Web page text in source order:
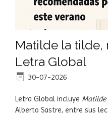
Matilde la
Letra Global
30-07-2026
Letra Global incluye
Alberto Sastre, entre sus